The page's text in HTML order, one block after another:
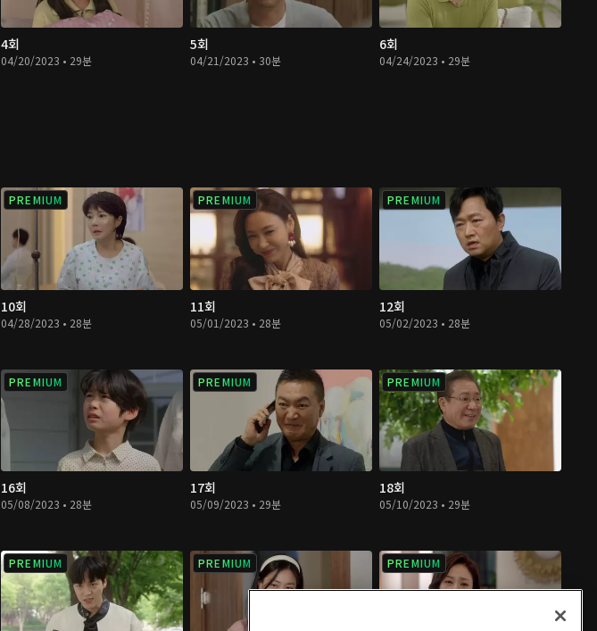
4회
04/20/2023 • 29분
5회
04/21/2023 • 30분
6회
04/24/2023 • 29분
PREMIUM
10회
04/28/2023 • 28분
PREMIUM
11회
05/01/2023 • 28분
PREMIUM
12회
05/02/2023 • 28분
PREMIUM
16회
05/08/2023 • 28분
PREMIUM
17회
05/09/2023 • 29분
PREMIUM
18회
05/10/2023 • 29분
PREMIUM PREMIUM PREMIUM